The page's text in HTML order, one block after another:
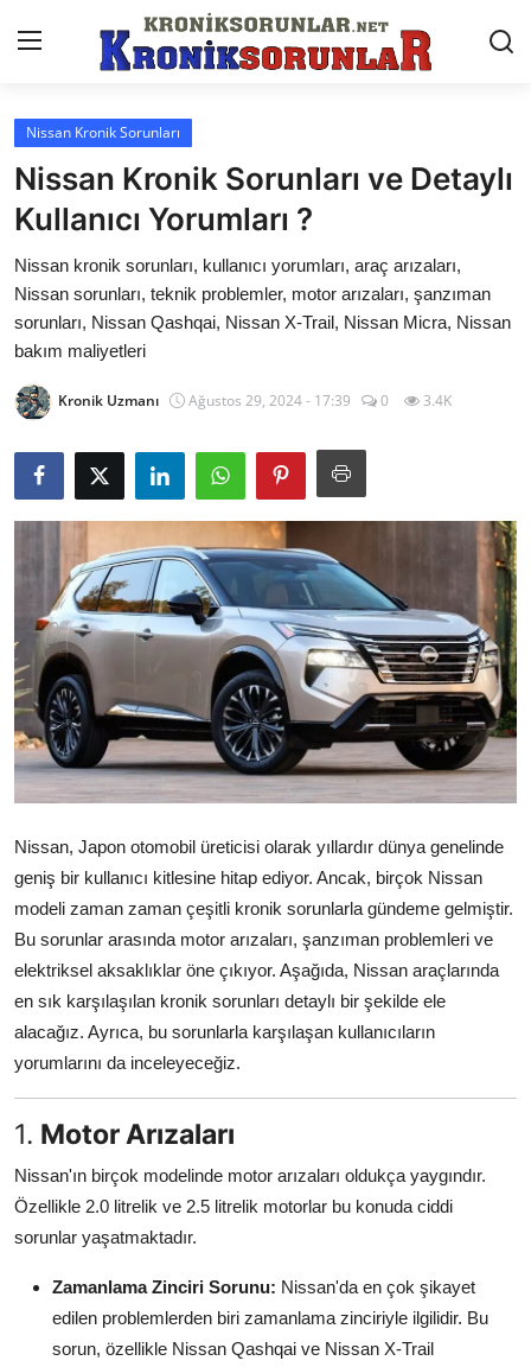
Anasayfa
Markalar
İletişim
Trafik & Cezalar
Sigorta & Kasko
Vergi & ÖTV & MTV
Muayene & Ruhsat
Sorgulamalar
İkinci El & Alım-Satım
Bakım & Arıza Çözümleri
Elektrikli & Hibrit
Kiralama & Filo
Sürüş & Güvenlik
Yağlar & Sıvılar
LPG & Yakıt
Klima & Konfor
Şanzıman & Aktarma
Dizel Sistemler
Multimedya & Elektronik
Nissan Kronik Sorunları
Nissan Kronik Sorunları ve Detaylı
Kullanıcı Yorumları ?
Nissan kronik sorunları, kullanıcı yorumları, araç arızaları,
Nissan sorunları, teknik problemler, motor arızaları, şanzıman
sorunları, Nissan Qashqai, Nissan X-Trail, Nissan Micra, Nissan
bakım maliyetleri
Kronik Uzmanı Ağustos 29, 2024 - 17:39 0 3.4K
Nissan, Japon otomobil üreticisi olarak yıllardır dünya genelinde
geniş bir kullanıcı kitlesine hitap ediyor. Ancak, birçok Nissan
modeli zaman zaman çeşitli kronik sorunlarla gündeme gelmiştir.
Bu sorunlar arasında motor arızaları, şanzıman problemleri ve
elektriksel aksaklıklar öne çıkıyor. Aşağıda, Nissan araçlarında
en sık karşılaşılan kronik sorunları detaylı bir şekilde ele
alacağız. Ayrıca, bu sorunlarla karşılaşan kullanıcıların
yorumlarını da inceleyeceğiz.
1. Motor Arızaları
Nissan'ın birçok modelinde motor arızaları oldukça yaygındır.
Özellikle 2.0 litrelik ve 2.5 litrelik motorlar bu konuda ciddi
sorunlar yaşatmaktadır.
Zamanlama Zinciri Sorunu: Nissan'da en çok şikayet
edilen problemlerden biri zamanlama zinciriyle ilgilidir. Bu
sorun, özellikle Nissan Qashqai ve Nissan X-Trail